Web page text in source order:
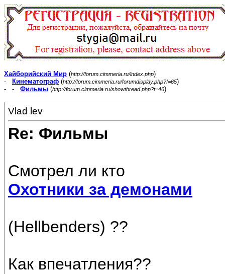
Хайборийский Мир (http://forum.cimmeria.ru/index.php)
-
Кинематограф (http://forum.cimmeria.ru/forumdisplay.php?f=65)
- - Фильмы (http://forum.cimmeria.ru/showthread.php?t=46)
Vlad lev
Re: Фильмы
Смотрел ли кто
Охотники за демонами
(Hellbenders) ??
Как впечатления??